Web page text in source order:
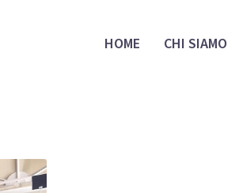
HOME CHI SIAMO